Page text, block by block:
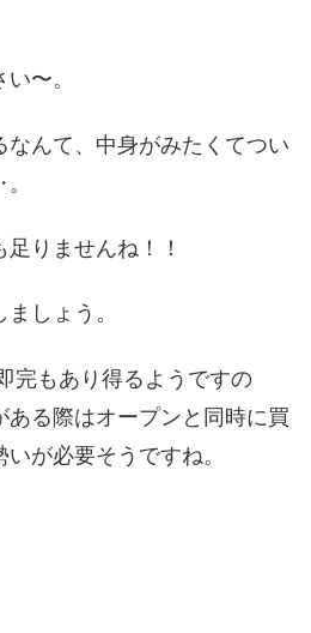
〜。
なんて、中身がみたくてつい
りませんね！！
しょう。
完もあり得るようですの
ある際はオープンと同時に買
が必要そうですね。